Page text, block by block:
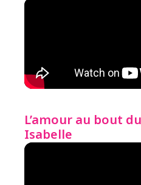
L’amour au bout
Isabelle